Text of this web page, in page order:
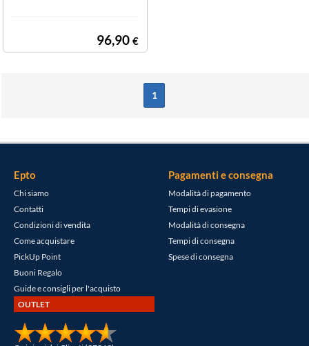
96,90 €
1
Epto
Chi siamo
Contatti
Condizioni di vendita
Come acquistare
PickUp Point
Buoni Regalo
Guide e consigli per l'acquisto
OUTLET
Pagamenti e consegna
Modalità di pagamento
Tempi di evasione
Modalità di consegna
Tempi di consegna
Spese di consegna